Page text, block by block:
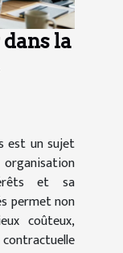
la
est un sujet
et sa
permet non
coûteux,